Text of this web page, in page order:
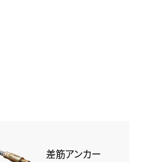
差筋アンカー